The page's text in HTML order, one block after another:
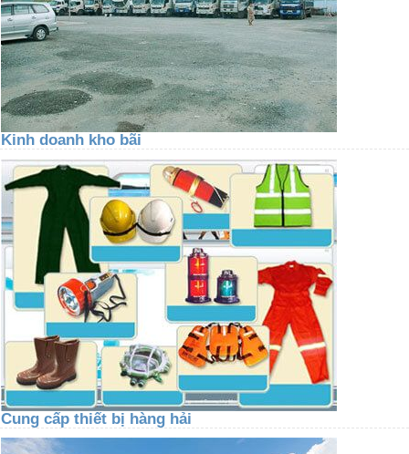
Kinh doanh kho bãi
Cung cấp thiết bị hàng hải